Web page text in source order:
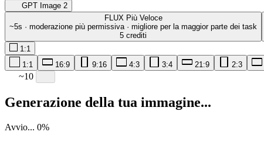
GPT Image 2
FLUX Più Veloce
~5s · moderazione più permissiva · migliore per la maggior parte dei task
5 crediti
1:1
1:1
16:9 9:16 4:3 3:4 21:9 2:3
~10
Generazione della tua immagine...
Avvio... 0%